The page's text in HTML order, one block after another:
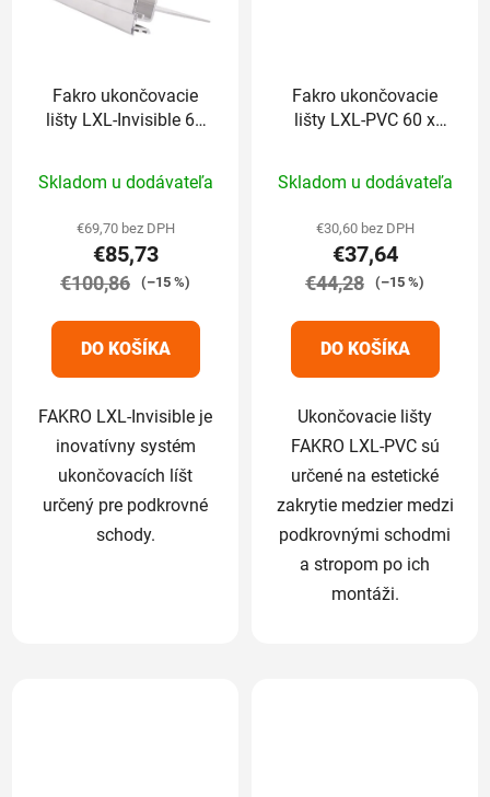
Fakro ukončovacie
lišty LXL-Invisible 60
hodnotenie
produktu
je
5,0
5
hviezdičiek.
Skladom u dodávateľa
€69,70 bez DPH
€85,73
€100,86 (–15 %)
DO KOŠÍKA
FAKRO LXL-Invisible je
inovatívny systém
ukončovacích líšt
určený pre podkrovné
schody.
Fakro ukončovacie
lišty LXL-PVC 60 x
hodnotenie
produktu
je
5,0
5
hviezdičiek.
Skladom u dodávateľa
€30,60 bez DPH
€37,64
€44,28 (–15 %)
DO KOŠÍKA
Ukončovacie lišty
FAKRO LXL-PVC sú
určené na estetické
zakrytie medzier medzi
podkrovnými schodmi
a stropom po ich
montáži.